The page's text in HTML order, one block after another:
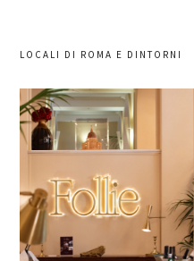
LOCALI DI ROMA E DINTORNI